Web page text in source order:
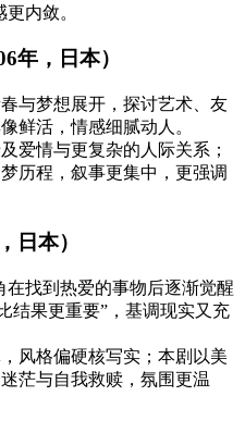
内敛。
年，日本）
与梦想展开，探讨艺术、友
鲜活，情感细腻动人。
爱情与更复杂的人际关系；
历程，叙事更集中，更强调
日本）
在找到热爱的事物后逐渐觉醒
结果更重要”，基调现实又充
风格偏硬核写实；本剧以美
茫与自我救赎，氛围更温